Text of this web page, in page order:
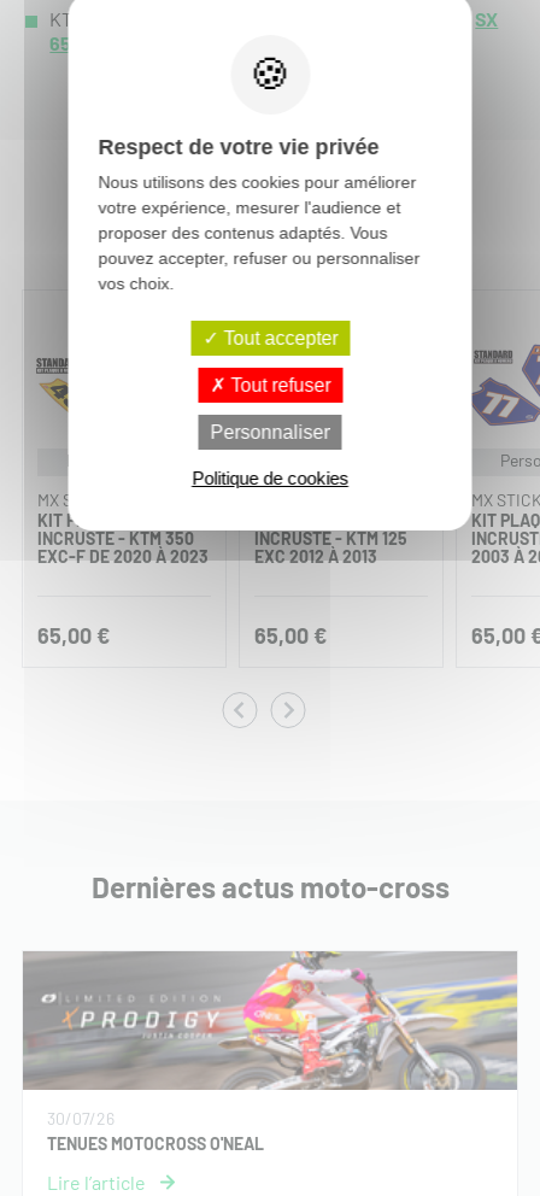
KTM SX 65 : -SX
65 2005
Vous aimerez aussi :
Personnalisable
MX STICKERS
KIT PLAQUES À N°
INCRUSTÉ - KTM 350
EXC-F DE 2020 À 2023
65,00 €
INCRUSTÉ - KTM 125
EXC 2012 À 2013
65,00 €
MX
KIT
2003 À
65,00
Dernières actus moto-cross
30/07/26
TENUES MOTOCROSS O'NEAL
Respect de votre vie privée
Nous utilisons des cookies pour améliorer
votre expérience, mesurer l'audience et
proposer des contenus adaptés. Vous
pouvez accepter, refuser ou personnaliser
vos choix.
Tout accepter
Tout refuser
Personnaliser
Politique de cookies